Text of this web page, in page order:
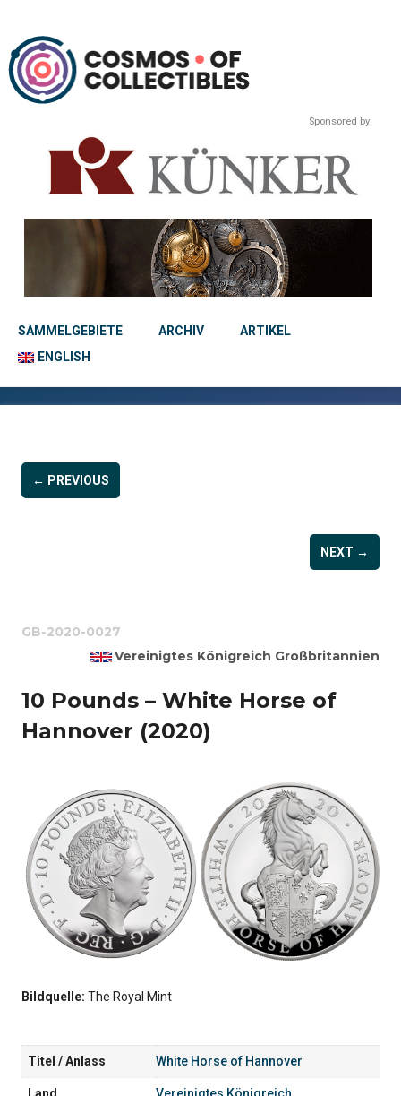
Sponsored by:
SAMMELGEBIETE ARCHIV
ARTIKEL
ENGLISH
← PREVIOUS
NEXT →
GB-2020-0027
Vereinigtes Königreich Großbritannien
10 Pounds – White Horse of
Hannover (2020)
Bildquelle: The Royal Mint
Titel / Anlass White Horse of Hannover
Land
Vereinigtes Königreich